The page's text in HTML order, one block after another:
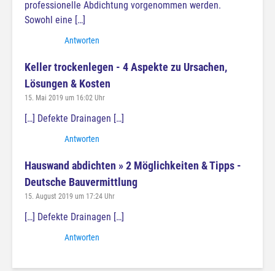
professionelle Abdichtung vorgenommen werden.
Sowohl eine […]
Antworten
Keller trockenlegen - 4 Aspekte zu Ursachen,
Lösungen & Kosten
15. Mai 2019 um 16:02 Uhr
[…] Defekte Drainagen […]
Antworten
Hauswand abdichten » 2 Möglichkeiten & Tipps -
Deutsche Bauvermittlung
15. August 2019 um 17:24 Uhr
[…] Defekte Drainagen […]
Antworten